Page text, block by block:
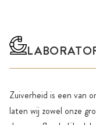
Zuiverheid is een van
laten wij zowel onze